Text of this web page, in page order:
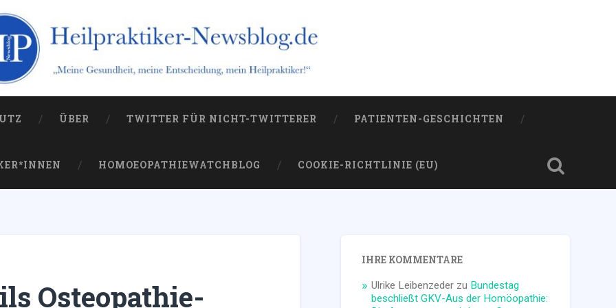
Kampagne gegen sie
ÜBER TWITTER FÜR NICHT-TWITTERER PATIENTEN-GESCHICHTEN
HOMOEOPATHIEWATCHBLOG COOKIE-RICHTLINIE (EU)
Osteopathie-
IHRE KOMMENTARE
Ulrike Leibenzeder zu Bundestag
beschließt GKV-Aus der Homöopathie: